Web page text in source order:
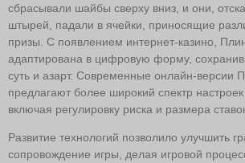
сбрасывали шайбы сверху вниз, и они,
штырей, падали в ячейки, приносящие
призы. С появлением интернет-казино,
адаптирована в цифровую форму,
суть и азарт. Современные онлайн-версии
предлагают более широкий спектр
включая регулировку риска и размера
Развитие технологий позволило улучшить
сопровождение игры, делая игровой